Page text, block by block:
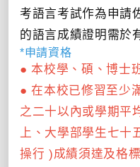
考語言考試作為申請
的語言成績證明需於
*申請資格
● 本校學、碩、博士
● 在本校已修習至少
之二十以內或學期平
上、大學部學生七
操行 )成績須達及格